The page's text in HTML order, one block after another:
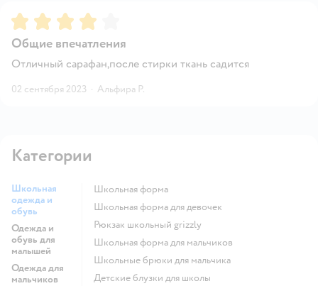
Рейтинг:4
Общие впечатления
Отличный сарафан,после стирки ткань садится
02 сентября 2023 · Альфира Р.
Категории
Школьная
одежда и
обувь
Одежда и
обувь для
малышей
Одежда для
мальчиков
Школьная форма
Школьная форма для девочек
Рюкзак школьный grizzly
Школьная форма для мальчиков
Школьные брюки для мальчика
Детские блузки для школы